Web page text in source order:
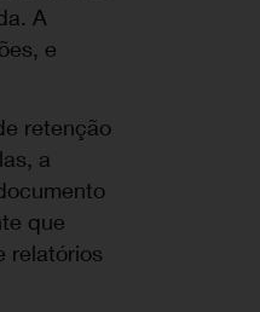
A
e
retenção
a
que
relatórios